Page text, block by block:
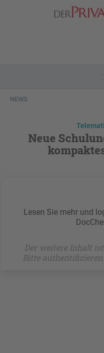
-
NEWS
Neue
Lesen Sie mehr und
Der weitere Inhalt
Bitte authentifizieren